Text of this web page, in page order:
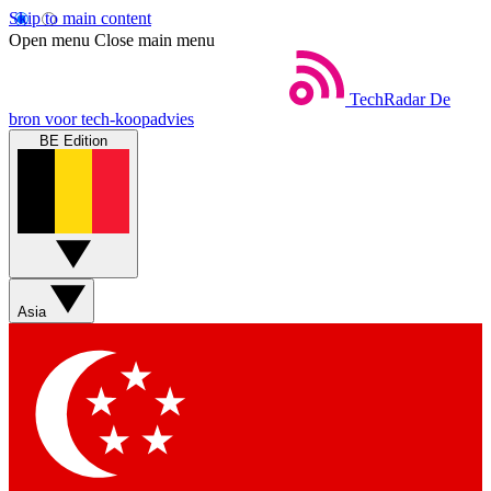
Skip to main content
Open menu Close main menu
TechRadar De
bron voor tech-koopadvies
BE Edition
Asia